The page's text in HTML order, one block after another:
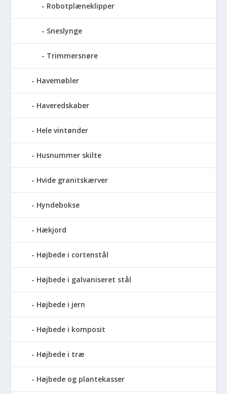
Robotplæneklipper
Sneslynge
Trimmersnøre
Havemøbler
Haveredskaber
Hele vintønder
Husnummer skilte
Hvide granitskærver
Hyndebokse
Hækjord
Højbede i cortenstål
Højbede i galvaniseret stål
Højbede i jern
Højbede i komposit
Højbede i træ
Højbede og plantekasser